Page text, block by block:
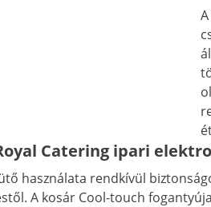
Catering ipari
használata rendkívül
A kosár Cool-touch